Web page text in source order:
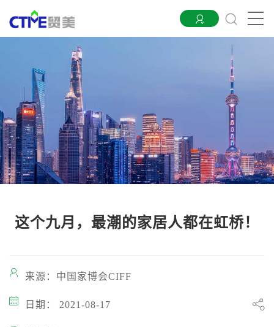
这个九月，最潮的家居人都在虹桥！
来源：中国家博会CIFF
日期： 2021-08-17